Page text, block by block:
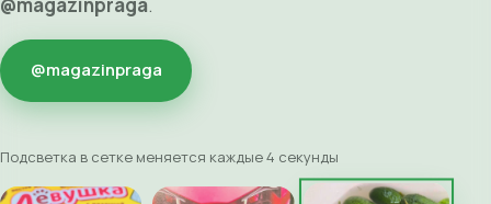
@magazinpraga
Подсветка в сетке меняется каждые 4 секунды